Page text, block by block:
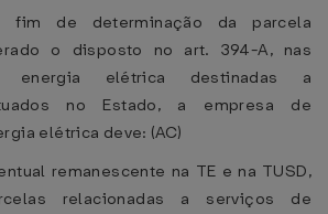
fim de determinação da parcela
o disposto no art. 394-A, nas
energia elétrica destinadas a
no Estado, a empresa de
elétrica deve: (AC)
remanescente na TE e na TUSD,
relacionadas a serviços de